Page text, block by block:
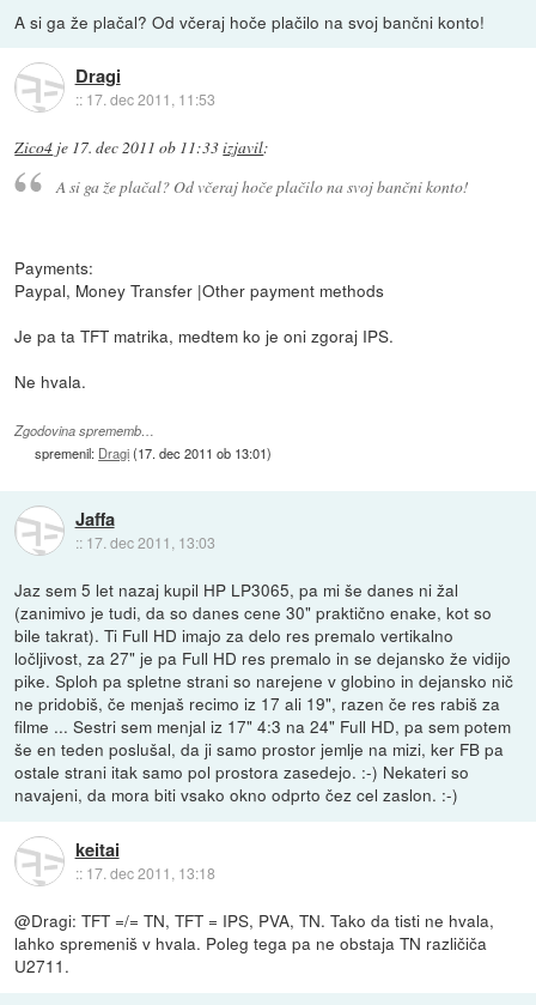
A si ga že plačal? Od včeraj hoče plačilo na svoj bančni konto!
Dragi
:: 17. dec 2011, 11:53
Zico4 je 17. dec 2011 ob 11:33izjavil:
A si ga že plačal? Od včeraj hoče plačilo na svoj bančni konto!
Payments:
Paypal, Money Transfer |Other payment methods
Je pa ta TFT matrika, medtem ko je oni zgoraj IPS.
Ne hvala.
Zgodovina sprememb…
spremenil: Dragi(17. dec 2011 ob 13:01)
Jaffa
:: 17. dec 2011, 13:03
Jaz sem 5 let nazaj kupil HP LP3065, pa mi še danes ni žal
(zanimivo je tudi, da so danes cene 30" praktično enake, kot so
bile takrat). Ti Full HD imajo za delo res premalo vertikalno
ločljivost, za 27" je pa Full HD res premalo in se dejansko že vidijo
pike. Sploh pa spletne strani so narejene v globino in dejansko nič
ne pridobiš, če menjaš recimo iz 17 ali 19", razen če res rabiš za
filme ... Sestri sem menjal iz 17" 4:3 na 24" Full HD, pa sem potem
še en teden poslušal, da ji samo prostor jemlje na mizi, ker FB pa
ostale strani itak samo pol prostora zasedejo. :-) Nekateri so
navajeni, da mora biti vsako okno odprto čez cel zaslon. :-)
keitai
:: 17. dec 2011, 13:18
@Dragi: TFT =/= TN, TFT = IPS, PVA, TN. Tako da tisti ne hvala,
lahko spremeniš v hvala. Poleg tega pa ne obstaja TN različiča
U2711.